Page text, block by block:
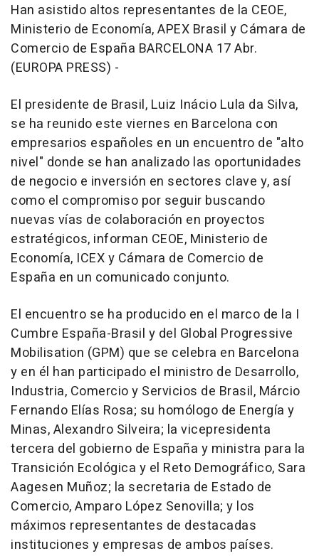
Han asistido altos representantes de la CEOE,
Ministerio de Economía, APEX Brasil y Cámara de
Comercio de España BARCELONA 17 Abr.
(EUROPA PRESS) -
El presidente de Brasil, Luiz Inácio Lula da Silva,
se ha reunido este viernes en Barcelona con
empresarios españoles en un encuentro de "alto
nivel" donde se han analizado las oportunidades
de negocio e inversión en sectores clave y, así
como el compromiso por seguir buscando
nuevas vías de colaboración en proyectos
estratégicos, informan CEOE, Ministerio de
Economía, ICEX y Cámara de Comercio de
España en un comunicado conjunto.
El encuentro se ha producido en el marco de la I
Cumbre España-Brasil y del Global Progressive
Mobilisation (GPM) que se celebra en Barcelona
y en él han participado el ministro de Desarrollo,
Industria, Comercio y Servicios de Brasil, Márcio
Fernando Elías Rosa; su homólogo de Energía y
Minas, Alexandro Silveira; la vicepresidenta
tercera del gobierno de España y ministra para la
Transición Ecológica y el Reto Demográfico, Sara
Aagesen Muñoz; la secretaria de Estado de
Comercio, Amparo López Senovilla; y los
máximos representantes de destacadas
instituciones y empresas de ambos países.